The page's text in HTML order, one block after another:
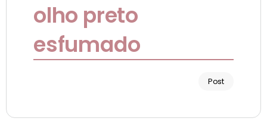
olho preto
esfumado
Post